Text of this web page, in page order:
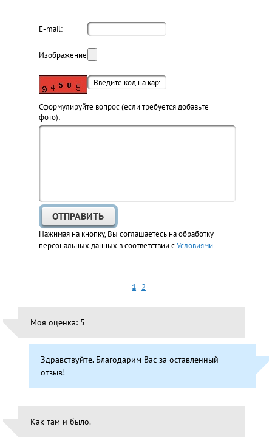
E-mail:
Изображение:
Cформулируйте вопрос (если требуется добавьте
фото):
Нажимая на кнопку, Вы соглашаетесь на обработку
персональных данных в соответствии сУсловиями
1 2
Моя оценка: 5
Здравствуйте. Благодарим Вас за оставленный
отзыв!
Как там и было.